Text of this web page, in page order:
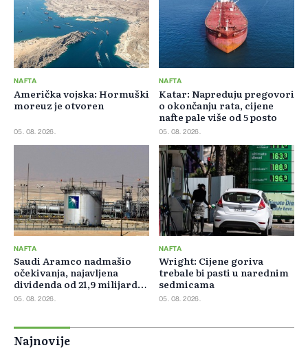
NAFTA
Američka vojska: Hormuški
moreuz je otvoren
05. 08. 2026.
NAFTA
Katar: Napreduju pregovori
o okončanju rata, cijene
nafte pale više od 5 posto
05. 08. 2026.
NAFTA
Saudi Aramco nadmašio
očekivanja, najavljena
dividenda od 21,9 milijardi
dolara
05. 08. 2026.
NAFTA
Wright: Cijene goriva
trebale bi pasti u narednim
sedmicama
05. 08. 2026.
Najnovije